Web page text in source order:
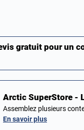
gratuit pour un
Arctic SuperStore -
Assemblez plusieurs
En savoir plus